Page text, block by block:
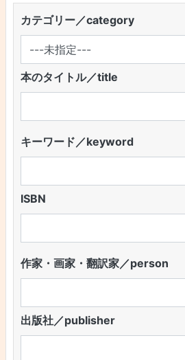
カテゴリー／category
本のタイトル／title
キーワード／keyword
ISBN
作家・画家・翻訳家／person
出版社／publisher